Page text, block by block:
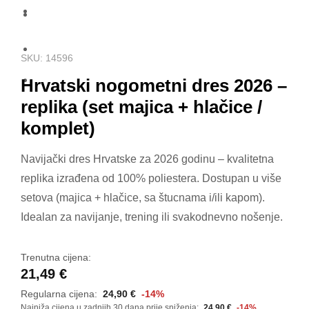
SKU: 14596
Hrvatski nogometni dres 2026 –
replika (set majica + hlačice /
komplet)
Navijački dres Hrvatske za 2026 godinu – kvalitetna
replika izrađena od 100% poliestera. Dostupan u više
setova (majica + hlačice, sa štucnama i/ili kapom).
Idealan za navijanje, trening ili svakodnevno nošenje.
Trenutna cijena:
21,49 €
Regularna cijena: 24,90 € -14%